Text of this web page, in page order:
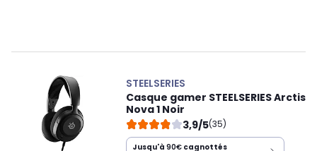
STEELSERIES
Casque gamer STEELSERIES Arctis
Nova 1 Noir
3,9/5(35)
Jusqu'à 90€ cagnottés